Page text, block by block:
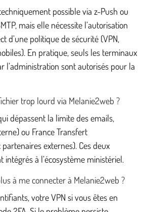
possible via z-Push ou
mais elle nécessite l’autorisation
d’une politique de sécurité (VPN,
En pratique, seuls les terminaux
l’administration sont autorisés pour la
trop lourd via Melanie2web ?
dépassent la limite des emails,
ou France Transfert
externes). Ces deux
intégrés à l’écosystème ministériel.
à me connecter à Melanie2web ?
votre VPN si vous êtes en